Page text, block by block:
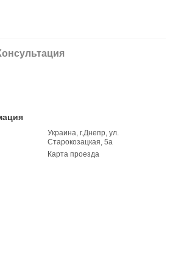
Украина, г.Днепр, ул.
Старокозацкая, 5а
Карта проезда